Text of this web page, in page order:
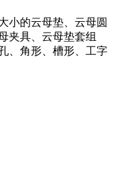
的云母垫、云母圆
夹具、云母垫套组
、角形、槽形、工字